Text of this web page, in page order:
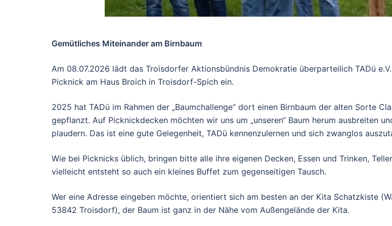
Gemütliches Miteinander am Birnbaum
Am 08.07.2026 lädt das Troisdorfer Aktionsbündnis Demokratie überparteilich TADü
Picknick am Haus Broich in Troisdorf-Spich ein.
2025 hat TADü im Rahmen der „Baumchallenge“ dort einen Birnbaum der alten Sorte
gepflanzt. Auf Picknickdecken möchten wir uns um „unseren“ Baum herum ausbreiten
plaudern. Das ist eine gute Gelegenheit, TADü kennenzulernen und sich zwanglos
Wie bei Picknicks üblich, bringen bitte alle ihre eigenen Decken, Essen und Trinken,
vielleicht entsteht so auch ein kleines Buffet zum gegenseitigen Tausch.
Wer eine Adresse eingeben möchte, orientiert sich am besten an der Kita Schatzkiste
53842 Troisdorf), der Baum ist ganz in der Nähe vom Außengelände der Kita.